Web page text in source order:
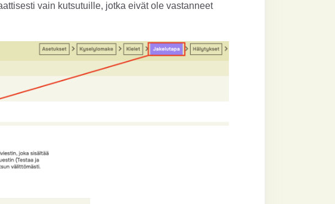
vain kutsutuille, jotka eivät ole vastanneet